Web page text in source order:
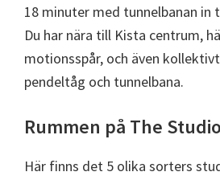
18 minuter med tunnelbanan in
Du har nära till Kista centrum,
motionsspår, och även
pendeltåg och tunnelbana.
Rummen på The
Här finns det 5 olika sorters